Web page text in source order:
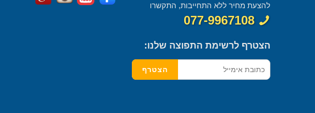
להצעת מחיר ללא התחייבות, התקשרו
077-9967108
הצטרף לרשימת התפוצה שלנו: